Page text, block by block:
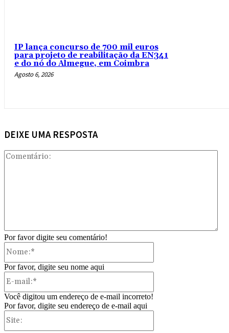
IP lança concurso de 700 mil euros
para projeto de reabilitação da EN341
e do nó do Almegue, em Coimbra
Agosto 6, 2026
DEIXE UMA RESPOSTA
Por favor digite seu comentário!
Por favor, digite seu nome aqui
Você digitou um endereço de e-mail incorreto!
Por favor, digite seu endereço de e-mail aqui